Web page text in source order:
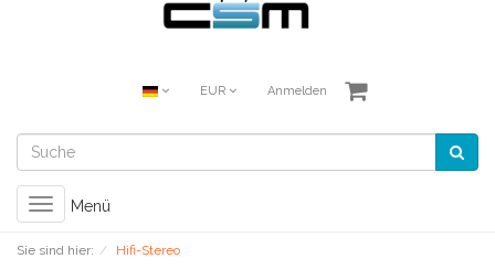
EUR Anmelden
Toggle
navigation
Menü
Sie sind hier: Hifi-Stereo